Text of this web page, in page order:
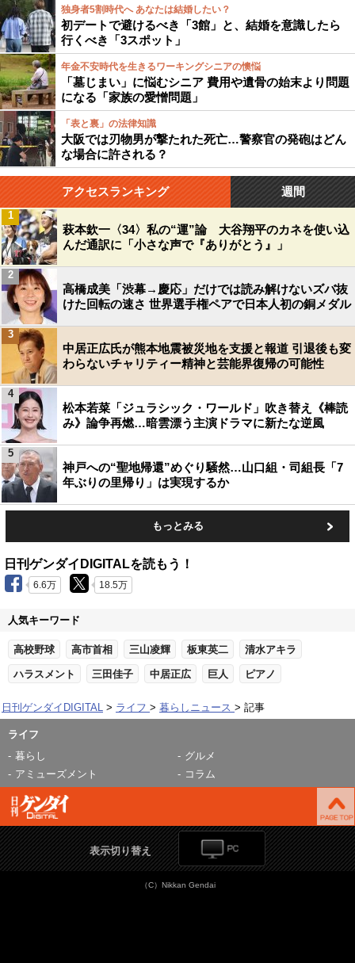
独身者5割時代へ あなたは結婚したい？
初デートで避けるべき「3館」と、結婚を意識したら
行くべき「3スポット」
年金不安時代を生きるワーキングシニアの懊悩
「墓じまい」に悩むシニア 費用や遺骨の始末より問題
になる「家族の愛憎問題」
「表と裏」の法律知識
大阪では刃物男が撃たれた死亡…警察官の発砲はどん
な場合に許される？
アクセスランキング 週間
萩本欽一〈34〉私の“運”論 大谷翔平のカネを使い込
んだ通訳に「小さな声で『ありがとう』」
1
高橋成美「渋幕→慶応」だけでは読み解けないズバ抜
けた回転の速さ 世界選手権ペアで日本人初の銅メダル
2
中居正広氏が熊本地震被災地を支援と報道 引退後も変
わらないチャリティー精神と芸能界復帰の可能性
3
松本若菜「ジュラシック・ワールド」吹き替え《棒読
み》論争再燃…暗雲漂う主演ドラマに新たな逆風
4
神戸への“聖地帰還”めぐり騒然…山口組・司組長「7
年ぶりの里帰り」は実現するか
5
もっとみる
日刊ゲンダイDIGITALを読もう！
6.6万 18.5万
人気キーワード
高校野球 高市首相 三山凌輝 板東英二 清水アキラ
ハラスメント 三田佳子 中居正広 巨人 ピアノ
日刊ゲンダイDIGITAL ライフ 暮らしニュース 記事
ライフ
暮らし
グルメ
アミューズメント
コラム
表示切り替え
（C）Nikkan Gendai